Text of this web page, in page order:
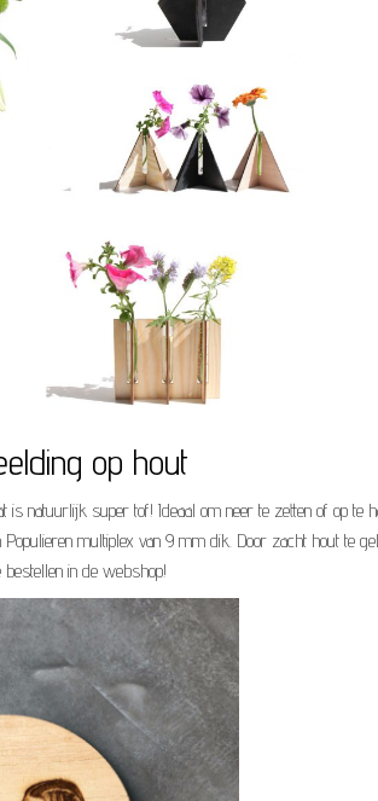
op hout
is natuurlijk super tof! Ideaal om neer te zetten of op
Populieren multiplex van 9 mm dik. Door zacht hout te
in de webshop!